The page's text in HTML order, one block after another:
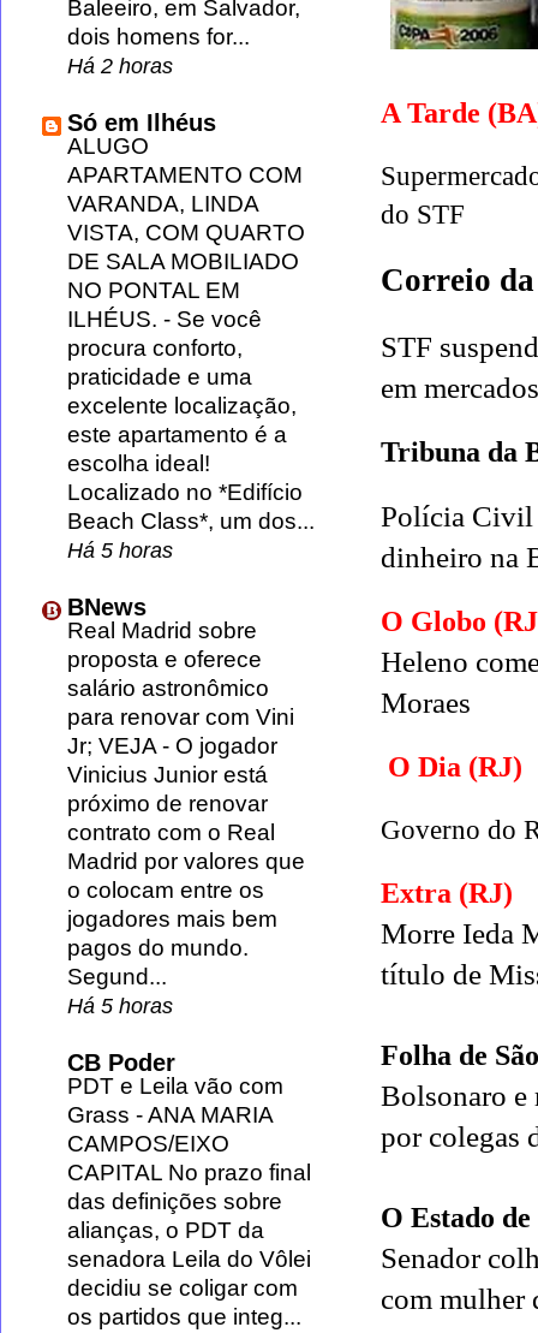
A Tarde
do STF
Correio
STF
em
Tribuna da
Polícia Civil
dinheiro na
O Globo
Heleno
Moraes
O Dia (RJ)
Governo do
Extra (RJ)
Morre Ieda
título de
Folha de
Bolsonaro e
por colegas
O Estado
Senador
com mulher
Baleeiro, em Salvador,
dois homens for...
Há 2 horas
Só em Ilhéus
ALUGO
APARTAMENTO COM
VARANDA, LINDA
VISTA, COM QUARTO
DE SALA MOBILIADO
NO PONTAL EM
ILHÉUS. - Se você
procura conforto,
praticidade e uma
excelente localização,
este apartamento é a
escolha ideal!
Localizado no *Edifício
Beach Class*, um dos...
Há 5 horas
BNews
Real Madrid sobre
proposta e oferece
salário astronômico
para renovar com Vini
Jr; VEJA- O jogador
Vinicius Junior está
próximo de renovar
contrato com o Real
Madrid por valores que
o colocam entre os
jogadores mais bem
pagos do mundo.
Segund...
Há 5 horas
CB Poder
PDT e Leila vão com
Grass -ANA MARIA
CAMPOS/EIXO
CAPITAL No prazo final
das definições sobre
alianças, o PDT da
senadora Leila do Vôlei
decidiu se coligar com
os partidos que integ...